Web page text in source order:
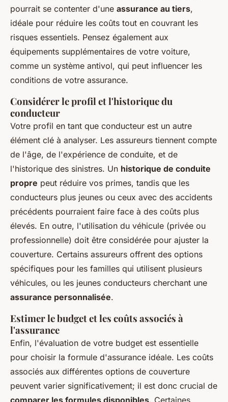
pourrait se contenter d'une assurance au tiers,
idéale pour réduire les coûts tout en couvrant les
risques essentiels. Pensez également aux
équipements supplémentaires de votre voiture,
comme un système antivol, qui peut influencer les
conditions de votre assurance.
Considérer le profil et l'historique du
conducteur
Votre profil en tant que conducteur est un autre
élément clé à analyser. Les assureurs tiennent compte
de l'âge, de l'expérience de conduite, et de
l'historique des sinistres. Un historique de conduite
propre peut réduire vos primes, tandis que les
conducteurs plus jeunes ou ceux avec des accidents
précédents pourraient faire face à des coûts plus
élevés. En outre, l'utilisation du véhicule (privée ou
professionnelle) doit être considérée pour ajuster la
couverture. Certains assureurs offrent des options
spécifiques pour les familles qui utilisent plusieurs
véhicules, ou les jeunes conducteurs cherchant une
assurance personnalisée.
Estimer le budget et les coûts associés à
l'assurance
Enfin, l'évaluation de votre budget est essentielle
pour choisir la formule d'assurance idéale. Les coûts
associés aux différentes options de couverture
peuvent varier significativement; il est donc crucial de